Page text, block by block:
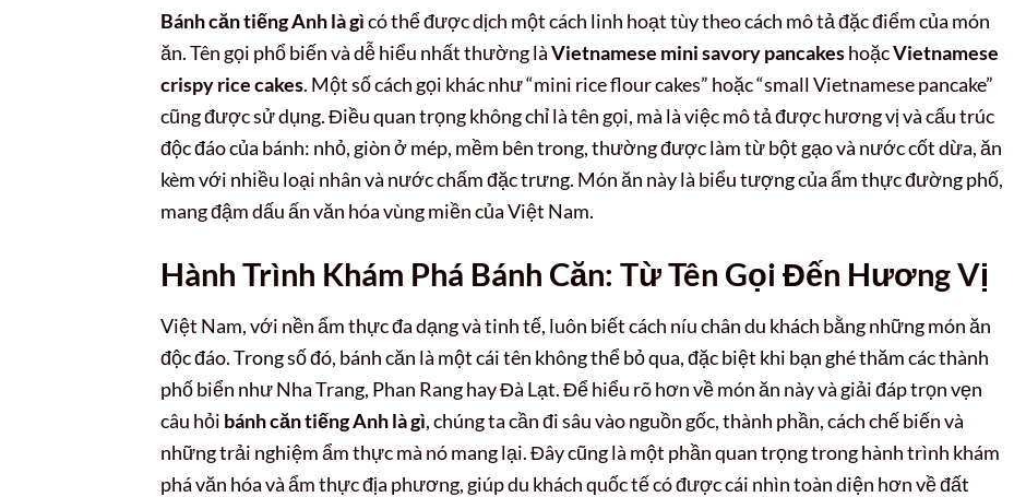
Bánh căn tiếng Anh là gìcó thể được dịch một cách linh hoạt tùy theo cách mô tả đặc điểm của món
ăn. Tên gọi phổ biến và dễ hiểu nhất thường làVietnamese mini savory pancakeshoặcVietnamese
crispy rice cakes. Một số cách gọi khác như “mini rice flour cakes” hoặc “small Vietnamese pancake”
cũng được sử dụng. Điều quan trọng không chỉ là tên gọi, mà là việc mô tả được hương vị và cấu trúc
độc đáo của bánh: nhỏ, giòn ở mép, mềm bên trong, thường được làm từ bột gạo và nước cốt dừa, ăn
kèm với nhiều loại nhân và nước chấm đặc trưng. Món ăn này là biểu tượng của ẩm thực đường phố,
mang đậm dấu ấn văn hóa vùng miền của Việt Nam.
Hành Trình Khám Phá Bánh Căn: Từ Tên Gọi Đến Hương Vị
Việt Nam, với nền ẩm thực đa dạng và tinh tế, luôn biết cách níu chân du khách bằng những món ăn
độc đáo. Trong số đó, bánh căn là một cái tên không thể bỏ qua, đặc biệt khi bạn ghé thăm các thành
phố biển như Nha Trang, Phan Rang hay Đà Lạt. Để hiểu rõ hơn về món ăn này và giải đáp trọn vẹn
câu hỏi bánh căn tiếng Anh là gì, chúng ta cần đi sâu vào nguồn gốc, thành phần, cách chế biến và
những trải nghiệm ẩm thực mà nó mang lại. Đây cũng là một phần quan trọng trong hành trình khám
phá văn hóa và ẩm thực địa phương, giúp du khách quốc tế có được cái nhìn toàn diện hơn về đất